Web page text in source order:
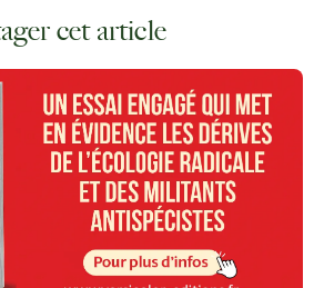
cet article